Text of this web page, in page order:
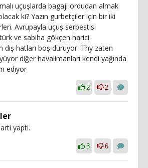
uçuşlarda bagajı ordudan almak
ki? Yazın gurbetçiler için bir iki
Avrupayla uçuş serbestisi
ve sabiha gökçen harici
dış hatları boş duruyor. Thy zaten
diğer havalimanları kendi yağında
ediyor
2 2
yapti.
3 6